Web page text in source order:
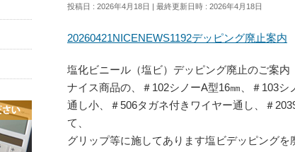
投稿日 : 2026年4月18日 最終更新日時 : 2026年4月18日
20260421NICENEWS1192デッピング廃止案内
塩化ビニール（塩ビ）デッピング廃止のご案内
ナイス商品の、＃102シノーA型16㎜、＃103
通し小、＃506タガネ付きワイヤー通し、＃
て、
グリップ等に施してあります塩ビデッピングを